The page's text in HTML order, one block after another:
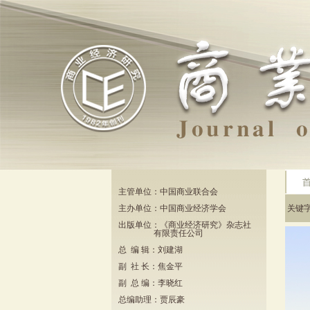
主管单位：中国商业联合会
主办单位：中国商业经济学会
出版单位：《商业经济研究》杂志社
有限责任公司
总 编 辑：刘建湖
副 社 长：焦金平
副 总 编：李晓红
总编助理：贾辰豪
关键